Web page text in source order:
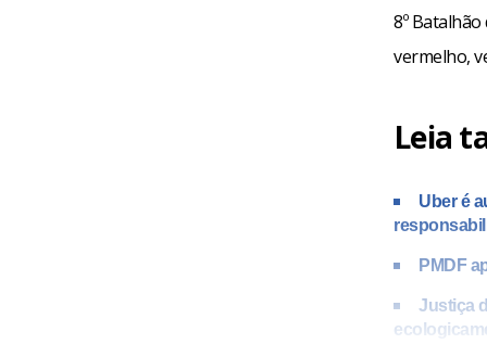
8º
vermelho,
Leia
Uber é
PMDF
Justiça